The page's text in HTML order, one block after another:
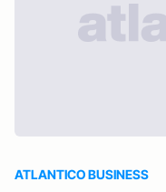
ATLANTICO BUSINESS